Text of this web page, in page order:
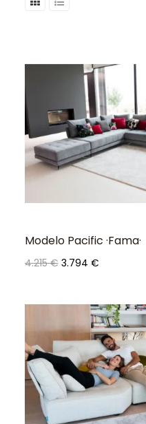
Modelo Pacific ·Fama·
Precio
4.215 € Precio
3.794 €